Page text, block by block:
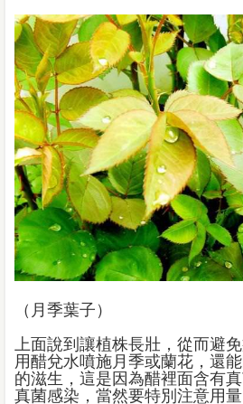
（月季葉子）
上面說到讓植株長壯，從而避
用醋兌水噴施月季或蘭花，還
的滋生，這是因為醋裡面含有
真菌感染，當然要特別注意用